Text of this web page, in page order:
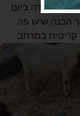
לעלות לנקודה ביום
הבנה שיש פה
קריטית במרחב.